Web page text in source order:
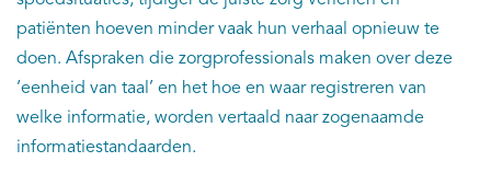
patiënten hoeven minder vaak hun verhaal opnieuw te
doen. Afspraken die zorgprofessionals maken over deze
‘eenheid van taal’ en het hoe en waar registreren van
welke informatie, worden vertaald naar zogenaamde
informatiestandaarden.